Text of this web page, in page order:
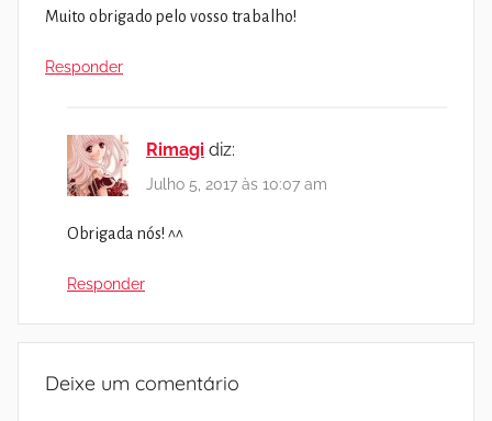
Muito obrigado pelo vosso trabalho!
Responder
Rimagi diz:
Julho 5, 2017 às 10:07 am
Obrigada nós! ^^
Responder
Deixe um comentário